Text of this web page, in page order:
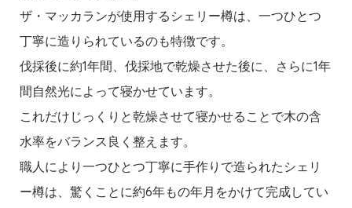
ザ・マッカランが使用するシェリー樽は、一つひとつ
丁寧に造りられているのも特徴です。
伐採後に約1年間、伐採地で乾燥させた後に、さらに1年
間自然光によって寝かせています。
これだけじっくりと乾燥させて寝かせることで木の含
水率をバランス良く整えます。
職人により一つひとつ丁寧に手作りで造られたシェリ
ー樽は、驚くことに約6年もの年月をかけて完成してい